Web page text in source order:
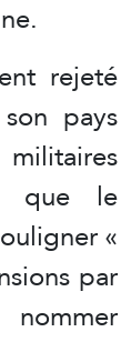
rejeté
pays
que le
«
par